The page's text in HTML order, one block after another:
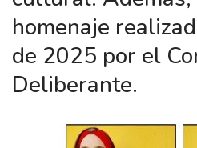
homenaje
de 2025 por el
Deliberante.